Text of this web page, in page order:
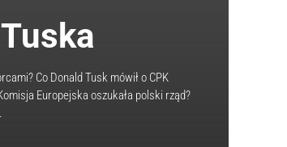
Co Donald Tusk mówił o CPK
Europejska oszukała polski rząd?